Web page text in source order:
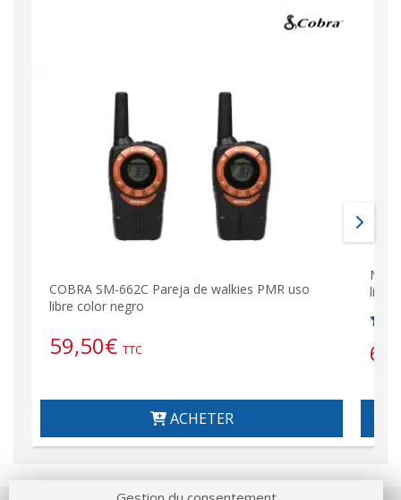
COBRA SM-662C Pareja de walkies PMR uso
libre color negro
59,50€ TTC
ACHETER
libre